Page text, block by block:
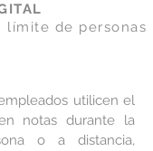
límite de personas
utilicen el
notas durante la
o a distancia,